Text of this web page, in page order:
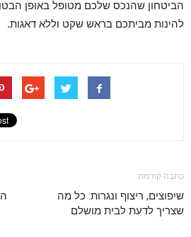
הביטחון שהנכס שלכם מטופל באופן
להינות מביתכם בראש שקט וללא דאגות.
כתבה קודמת
שיפוצים, ריצוף ונגרות: כל מה
שצריך לדעת לבית מושלם